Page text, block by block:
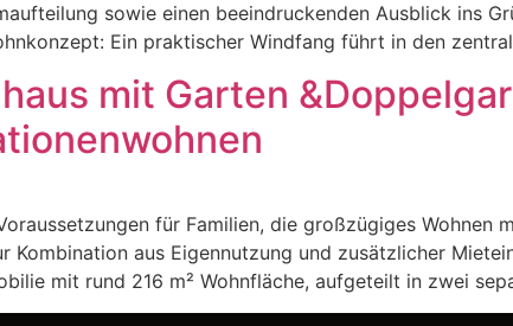
sowie einen beeindruckenden Ausblick ins
Ein praktischer Windfang führt in den
mit Garten
für Familien, die großzügiges Wohnen
Kombination aus Eigennutzung und zusätzlicher
mit rund 216 m² Wohnfläche, aufgeteilt in zwei